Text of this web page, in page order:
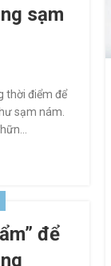
sạm
thời điểm để
sạm nám.
để